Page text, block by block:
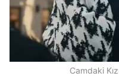
Camdaki